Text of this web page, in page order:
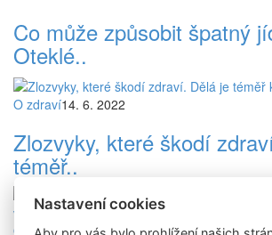
Co může způsobit špatný
Oteklé..
O zdraví14. 6. 2022
Zlozvyky, které škodí
téměř..
O zdraví 15. 3. 2022
Nastavení cookies